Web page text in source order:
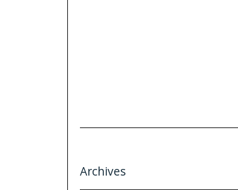
Archives